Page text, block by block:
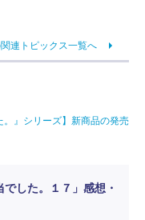
連トピックス一覧へ
。』シリーズ】新商品の発売
でした。１７」感想・